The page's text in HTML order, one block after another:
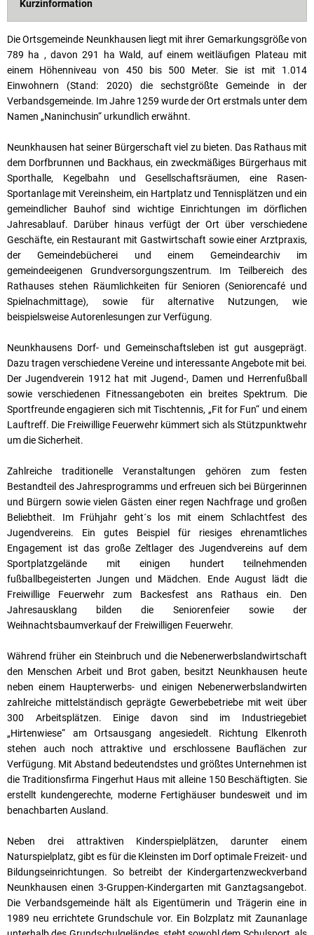
Kurzinformation
Die Ortsgemeinde Neunkhausen liegt mit ihrer Gemarkungsgröße von
789 ha , davon 291 ha Wald, auf einem weitläufigen Plateau mit
einem Höhenniveau von 450 bis 500 Meter. Sie ist mit 1.014
Einwohnern (Stand: 2020) die sechstgrößte Gemeinde in der
Verbandsgemeinde. Im Jahre 1259 wurde der Ort erstmals unter dem
Namen „Naninchusin“ urkundlich erwähnt.
Neunkhausen hat seiner Bürgerschaft viel zu bieten. Das Rathaus mit
dem Dorfbrunnen und Backhaus, ein zweckmäßiges Bürgerhaus mit
Sporthalle, Kegelbahn und Gesellschaftsräumen, eine Rasen-
Sportanlage mit Vereinsheim, ein Hartplatz und Tennisplätzen und ein
gemeindlicher Bauhof sind wichtige Einrichtungen im dörflichen
Jahresablauf. Darüber hinaus verfügt der Ort über verschiedene
Geschäfte, ein Restaurant mit Gastwirtschaft sowie einer Arztpraxis,
der Gemeindebücherei und einem Gemeindearchiv im
gemeindeeigenen Grundversorgungszentrum. Im Teilbereich des
Rathauses stehen Räumlichkeiten für Senioren (Seniorencafé und
Spielnachmittage), sowie für alternative Nutzungen, wie
beispielsweise Autorenlesungen zur Verfügung.
Neunkhausens Dorf- und Gemeinschaftsleben ist gut ausgeprägt.
Dazu tragen verschiedene Vereine und interessante Angebote mit bei.
Der Jugendverein 1912 hat mit Jugend-, Damen und Herrenfußball
sowie verschiedenen Fitnessangeboten ein breites Spektrum. Die
Sportfreunde engagieren sich mit Tischtennis, „Fit for Fun“ und einem
Lauftreff. Die Freiwillige Feuerwehr kümmert sich als Stützpunktwehr
um die Sicherheit.
Zahlreiche traditionelle Veranstaltungen gehören zum festen
Bestandteil des Jahresprogramms und erfreuen sich bei Bürgerinnen
und Bürgern sowie vielen Gästen einer regen Nachfrage und großen
Beliebtheit. Im Frühjahr geht´s los mit einem Schlachtfest des
Jugendvereins. Ein gutes Beispiel für riesiges ehrenamtliches
Engagement ist das große Zeltlager des Jugendvereins auf dem
Sportplatzgelände mit einigen hundert teilnehmenden
fußballbegeisterten Jungen und Mädchen. Ende August lädt die
Freiwillige Feuerwehr zum Backesfest ans Rathaus ein. Den
Jahresausklang bilden die Seniorenfeier sowie der
Weihnachtsbaumverkauf der Freiwilligen Feuerwehr.
Während früher ein Steinbruch und die Nebenerwerbslandwirtschaft
den Menschen Arbeit und Brot gaben, besitzt Neunkhausen heute
neben einem Haupterwerbs- und einigen Nebenerwerbslandwirten
zahlreiche mittelständisch geprägte Gewerbebetriebe mit weit über
300 Arbeitsplätzen. Einige davon sind im Industriegebiet
„Hirtenwiese“ am Ortsausgang angesiedelt. Richtung Elkenroth
stehen auch noch attraktive und erschlossene Bauflächen zur
Verfügung. Mit Abstand bedeutendstes und größtes Unternehmen ist
die Traditionsfirma Fingerhut Haus mit alleine 150 Beschäftigten. Sie
erstellt kundengerechte, moderne Fertighäuser bundesweit und im
benachbarten Ausland.
Neben drei attraktiven Kinderspielplätzen, darunter einem
Naturspielplatz, gibt es für die Kleinsten im Dorf optimale Freizeit- und
Bildungseinrichtungen. So betreibt der Kindergartenzweckverband
Neunkhausen einen 3-Gruppen-Kindergarten mit Ganztagsangebot.
Die Verbandsgemeinde hält als Eigentümerin und Trägerin eine in
1989 neu errichtete Grundschule vor. Ein Bolzplatz mit Zaunanlage